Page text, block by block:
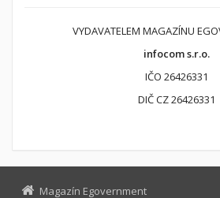
VYDAVATELEM MAGAZÍNU
infocom s.r.o.
IČO 26426331
DIČ CZ 26426331
Magazín Egovernment